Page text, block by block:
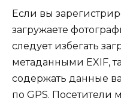
Если вы
загружаете
следует избегать
метаданными EXIF,
содержать данные
по GPS. Посетители